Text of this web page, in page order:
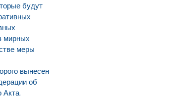
будут
мирных
меры
вынесен
об
Акта.